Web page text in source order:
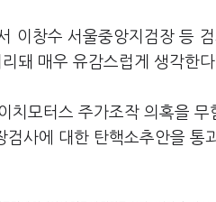
이창수 서울중앙지검장 등
돼 매우 유감스럽게 생각한다
치모터스 주가조작 의혹을
사에 대한 탄핵소추안을 통